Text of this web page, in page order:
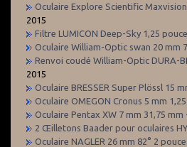
Oculaire Explore Scientific
2015
Filtre LUMICON Deep-Sky 1,25
Oculaire William-Optic swan 20 mm
Renvoi coudé William-Optic DURA-
2015
Oculaire BRESSER Super Plössl 15
Oculaire OMEGON Cronus 5 mm
Oculaire Pentax XW 7 mm 31,75 mm
2 Œilletons Baader pour oculaires
Oculaire NAGLER 26 mm 82° 2